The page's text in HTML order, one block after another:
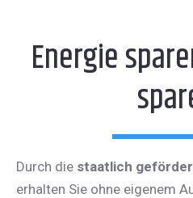
Energie
Durch die staatlich
erhalten Sie ohne eigenem